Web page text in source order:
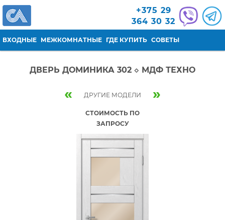
Перейти к основному содержанию+375 29
364 30 32
ВХОДНЫЕ МЕЖКОМНАТНЫЕ ГДЕ КУПИТЬ СОВЕТЫ
ДВЕРЬ ДОМИНИКА 302 ◇ МДФ ТЕХНО
« ДРУГИЕ МОДЕЛИ »
СТОИМОСТЬ ПО
ЗАПРОСУ